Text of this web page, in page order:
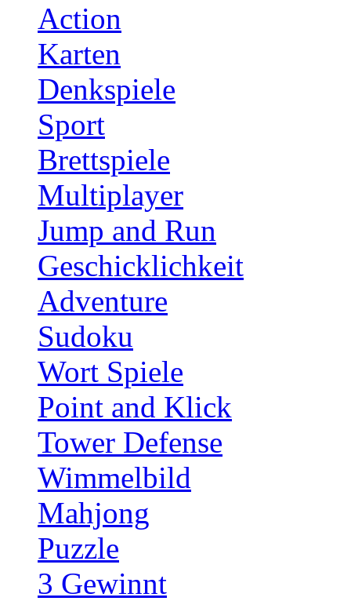
Action
Karten
Denkspiele
Sport
Brettspiele
Multiplayer
Jump and Run
Geschicklichkeit
Adventure
Sudoku
Wort Spiele
Point and Klick
Tower Defense
Wimmelbild
Mahjong
Puzzle
3 Gewinnt